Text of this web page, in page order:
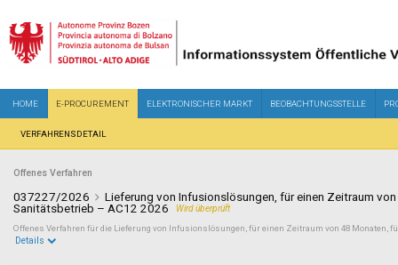
HOME E-PROCUREMENT ELEKTRONISCHER MARKT BEOBACHTUNGSSTELLE
VERFAHRENSDETAIL
Offenes Verfahren
037227/2026
Lieferung von Infusionslösungen, für einen Zeitraum
Sanitätsbetrieb – AC12 2026
Wird überprüft
Offenes Verfahren für die Lieferung von Infusionslösungen, für einen Zeitraum von 48 Monaten,
Details